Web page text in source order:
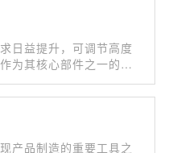
日益提升，可调节高度
为其核心部件之一的升
产品制造的重要工具之